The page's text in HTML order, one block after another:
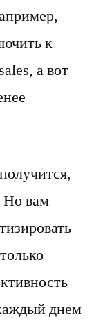
к
а вот
Но вам
днем